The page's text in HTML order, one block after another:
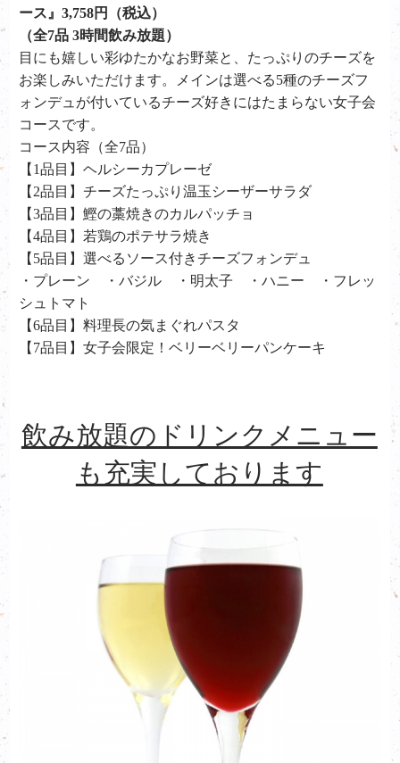
ース』3,758円（税込）
（全7品 3時間飲み放題）
目にも嬉しい彩ゆたかなお野菜と、たっぷりのチーズを
お楽しみいただけます。メインは選べる5種のチーズフ
ォンデュが付いているチーズ好きにはたまらない女子会
コースです。
コース内容（全7品）
【1品目】ヘルシーカプレーゼ
【2品目】チーズたっぷり温玉シーザーサラダ
【3品目】鰹の藁焼きのカルパッチョ
【4品目】若鶏のポテサラ焼き
【5品目】選べるソース付きチーズフォンデュ
・プレーン ・バジル ・明太子 ・ハニー ・フレッ
シュトマト
【6品目】料理長の気まぐれパスタ
【7品目】女子会限定！ベリーベリーパンケーキ
飲み放題のドリンクメニュー
も充実しております